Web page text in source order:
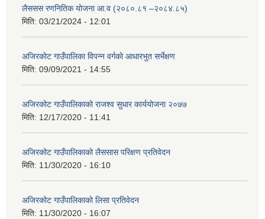
लैससस रणनितिक योजना आ.व (२०८०.८१ –२०८४.८५)
मिति: 03/21/2024 - 12:01
अजिरकाेट गाउँपालिका विपन्न वर्गकाे आधारभुत सर्भेक्षण
मिति: 09/09/2021 - 14:55
अजिरकोट गाउँपालिकाको राजश्व सुधार कार्ययोजना २०७७
मिति: 12/17/2020 - 11:41
अजिरकोट गाउँपालिकाको लैससास परिक्षण प्रतिवेदन
मिति: 11/30/2020 - 16:10
अजिरकोट गाउँपालिकाको लिसा प्रतिवेदन
मिति: 11/30/2020 - 16:07